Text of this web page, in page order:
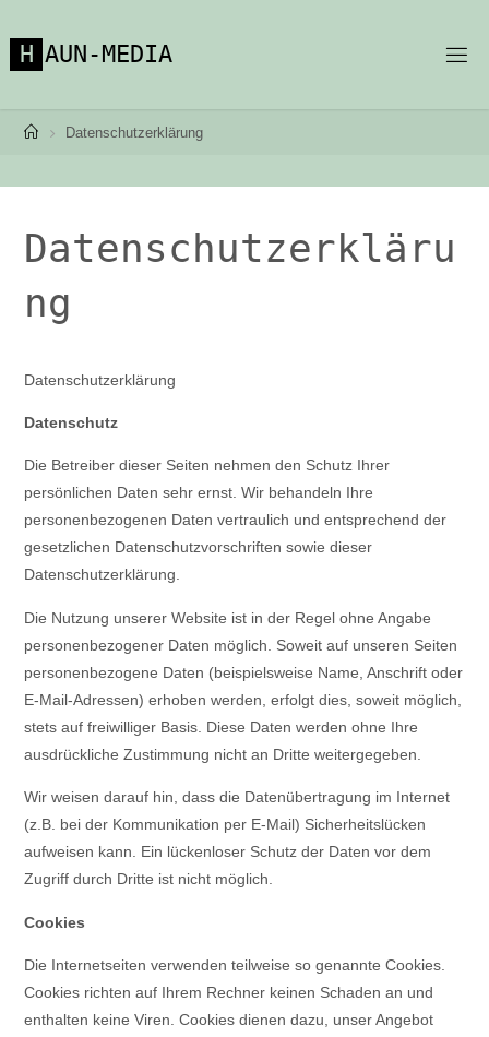
Inhalt
springen
H AUN-MEDIA
StartDatenschutzerklärung
Datenschutzerkläru
ng
Datenschutzerklärung
Datenschutz
Die Betreiber dieser Seiten nehmen den Schutz Ihrer
persönlichen Daten sehr ernst. Wir behandeln Ihre
personenbezogenen Daten vertraulich und entsprechend der
gesetzlichen Datenschutzvorschriften sowie dieser
Datenschutzerklärung.
Die Nutzung unserer Website ist in der Regel ohne Angabe
personenbezogener Daten möglich. Soweit auf unseren Seiten
personenbezogene Daten (beispielsweise Name, Anschrift oder
E-Mail-Adressen) erhoben werden, erfolgt dies, soweit möglich,
stets auf freiwilliger Basis. Diese Daten werden ohne Ihre
ausdrückliche Zustimmung nicht an Dritte weitergegeben.
Wir weisen darauf hin, dass die Datenübertragung im Internet
(z.B. bei der Kommunikation per E-Mail) Sicherheitslücken
aufweisen kann. Ein lückenloser Schutz der Daten vor dem
Zugriff durch Dritte ist nicht möglich.
Cookies
Die Internetseiten verwenden teilweise so genannte Cookies.
Cookies richten auf Ihrem Rechner keinen Schaden an und
enthalten keine Viren. Cookies dienen dazu, unser Angebot